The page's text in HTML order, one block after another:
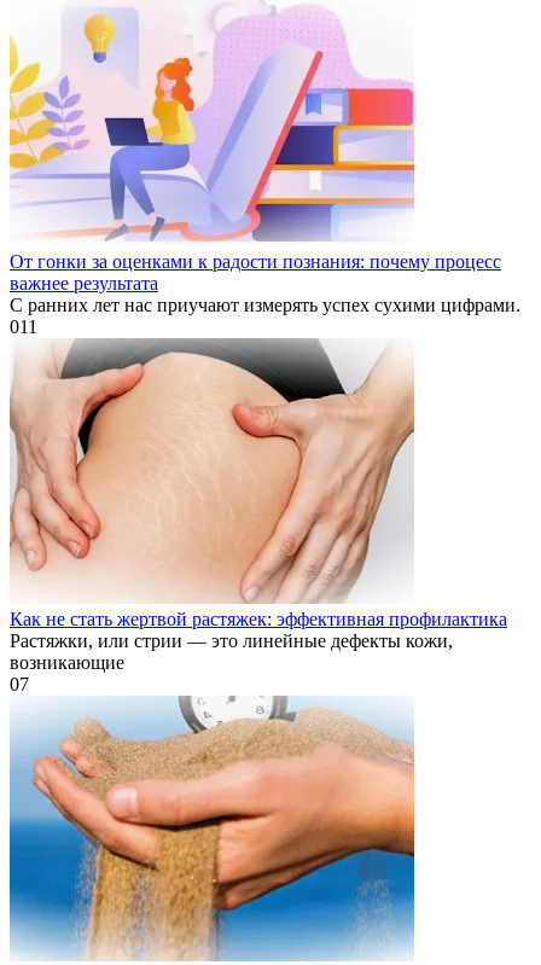
От гонки за оценками к радости познания: почему процесс
важнее результата
С ранних лет нас приучают измерять успех сухими цифрами.
011
Как не стать жертвой растяжек: эффективная профилактика
Растяжки, или стрии — это линейные дефекты кожи,
возникающие
07